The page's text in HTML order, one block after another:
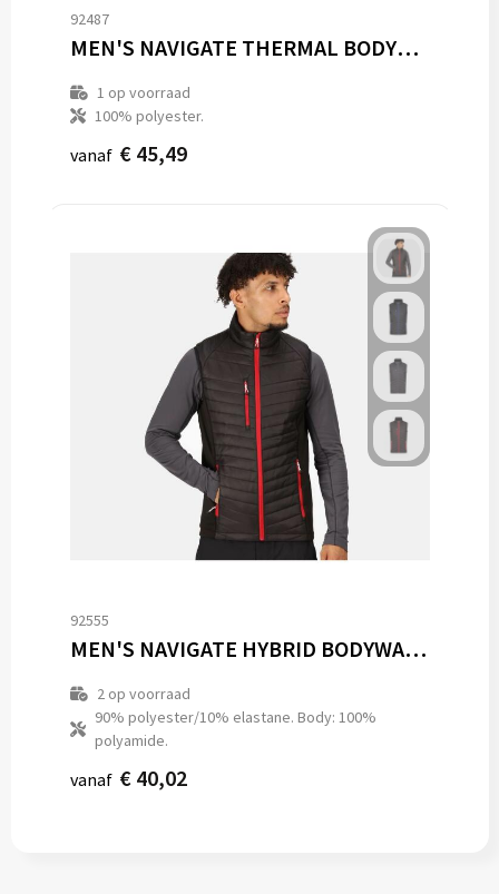
92487
MEN'S NAVIGATE THERMAL BODYWARMER
1 op voorraad
100% polyester.
vanaf € 45,49
92555
MEN'S NAVIGATE HYBRID BODYWARMER
2op voorraad
90% polyester/10% elastane. Body: 100%
polyamide.
vanaf € 40,02